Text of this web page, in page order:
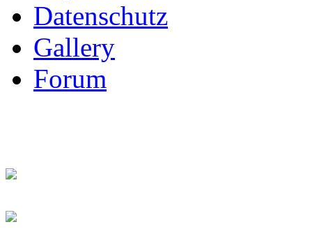
Datenschutz
Gallery
Forum